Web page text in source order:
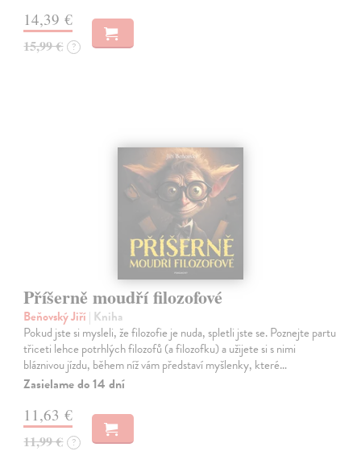
14,39 €
15,99 € ?
Příšerně moudří filozofové
Beňovský Jiří | Kniha
Pokud jste si mysleli, že filozofie je nuda, spletli jste se. Poznejte partu
třiceti lehce potrhlých filozofů (a filozofku) a užijete si s nimi
bláznivou jízdu, během níž vám představí myšlenky, které…
Zasielame do 14 dní
11,63 €
11,99 € ?